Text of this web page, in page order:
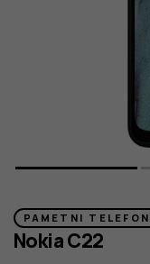
PAMETNI
Nokia C22